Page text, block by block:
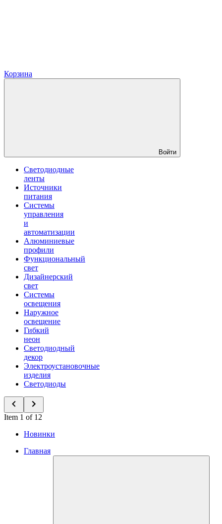
Корзина
Войти
Светодиодные
ленты
Источники
питания
Системы
управления
и
автоматизации
Алюминиевые
профили
Функциональный
свет
Дизайнерский
свет
Системы
освещения
Наружное
освещение
Гибкий
неон
Светодиодный
декор
Электроустановочные
изделия
Светодиоды
Item 1 of 12
Новинки
Главная